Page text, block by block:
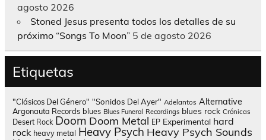
agosto 2026
Stoned Jesus presenta todos los detalles de su
próximo “Songs To Moon” 5 de agosto 2026
Etiquetas
"Clásicos Del Género" "Sonidos Del Ayer" Adelantos Alternative
Argonauta Records blues Blues Funeral Recordings blues rock Crónicas
Desert Rock Doom Doom Metal EP Experimental hard
rock heavy metal Heavy Psych Heavy Psych Sounds